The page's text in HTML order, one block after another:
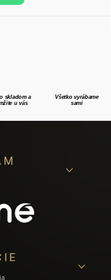
skladom a
u vás
Všetko vyrábame
sami